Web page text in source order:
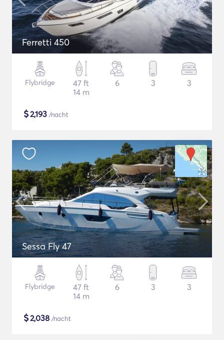
Ferretti 450
Flybridge
47 ft
14 m
6 3 3
$2,193 /nacht
Sessa Fly 47
Flybridge
47 ft
14 m
6 3 3
$2,038 /nacht